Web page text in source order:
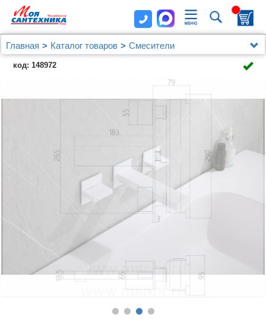
Главная Каталог товаров
Смесители
Смеситель ABBER Daheim AF82122W для раковины
скрытого монтажа, белый матовый
код: 148972